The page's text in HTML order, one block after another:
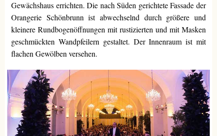
Gewächshaus errichten. Die nach Süden gerichtete Fassade der
Orangerie Schönbrunn ist abwechselnd durch größere und
kleinere Rundbogenöffnungen mit rustizierten und mit Masken
geschmückten Wandpfeilern gestaltet. Der Innenraum ist mit
flachen Gewölben versehen.